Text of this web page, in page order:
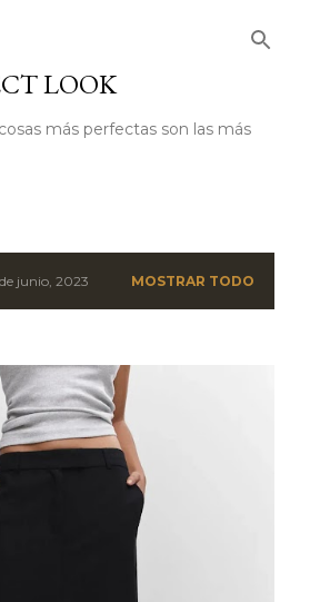
LOOK
más perfectas son las más
junio, 2023 MOSTRAR TODO